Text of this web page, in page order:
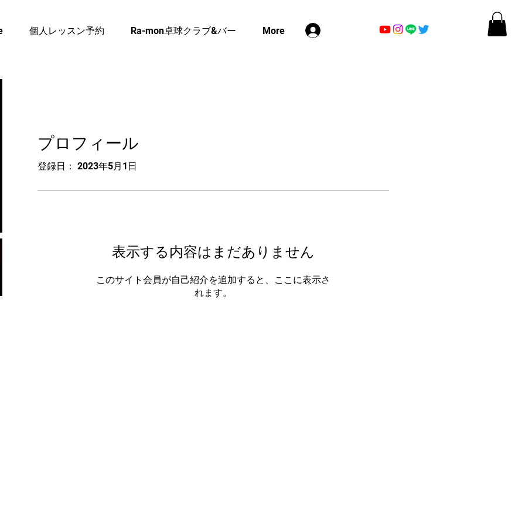
個人レッスン予約 Ra-mon卓球クラブ&バー More
プロフィール
登録日： 2023年5月1日
表示する内容はまだありません
このサイト会員が自己紹介を追加すると、ここに表示さ
れます。